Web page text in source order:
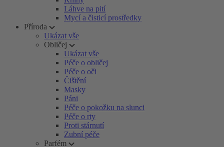
Láhve na pití
Mycí a čisticí prostředky
Příroda
Ukázat vše
Obličej
Ukázat vše
Péče o obličej
Péče o oči
Čištění
Masky
Páni
Péče o pokožku na slunci
Péče o rty
Proti stárnutí
Zubní péče
Parfém